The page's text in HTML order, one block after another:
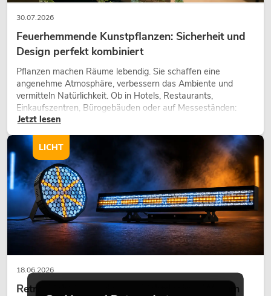
30.07.2026
Feuerhemmende Kunstpflanzen: Sicherheit und
Design perfekt kombiniert
Pflanzen machen Räume lebendig. Sie schaffen eine
angenehme Atmosphäre, verbessern das Ambiente und
vermitteln Natürlichkeit. Ob in Hotels, Restaurants,
Einkaufszentren, Bürogebäuden oder auf Messeständen:
eine hochwertige Begrünung gehört heute längst zum
Jetzt lesen
18.06.2026
Retro-Licht im modernen Lichtdesign: Warum
LICHT